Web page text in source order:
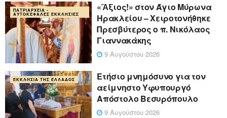
ΠΑΤΡΙΑΡΧΕΊΑ -
ΑΥΤΟΚΈΦΑΛΕΣ ΕΚΚΛΗΣΊΕΣ
«Ἄξιος!» στον Άγιο Μύρωνα
Ηρακλείου – Χειροτονήθηκε
Πρεσβύτερος ο π. Νικόλαος
Γιαννακάκης
9 Αυγούστου 2026
ΕΚΚΛΗΣΊΑ ΤΗΣ ΕΛΛΆΔΟΣ
Ετήσιο μνημόσυνο για τον
αείμνηστο Υφυπουργό
Απόστολο Βεσυρόπουλο
9 Αυγούστου 2026